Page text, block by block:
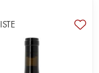
altitude
hectares
d'olive)